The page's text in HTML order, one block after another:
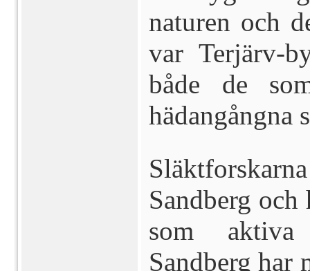
naturen och
var Terjärv-
både de
hädangångna
Sandberg
som aktiva
Sandberg har